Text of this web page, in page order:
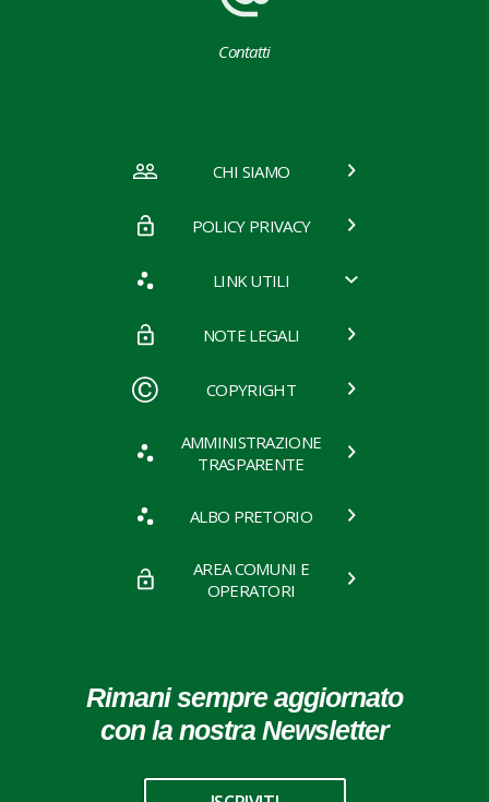
Contatti
CHI SIAMO
POLICY PRIVACY
LINK UTILI
NOTE LEGALI
COPYRIGHT
AMMINISTRAZIONE
TRASPARENTE
ALBO PRETORIO
AREA COMUNI E
OPERATORI
Rimani sempre aggiornato
con la nostra Newsletter